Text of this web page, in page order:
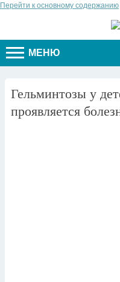
Перейти к основному содержанию
МЕНЮ
Гельминтозы у
проявляется